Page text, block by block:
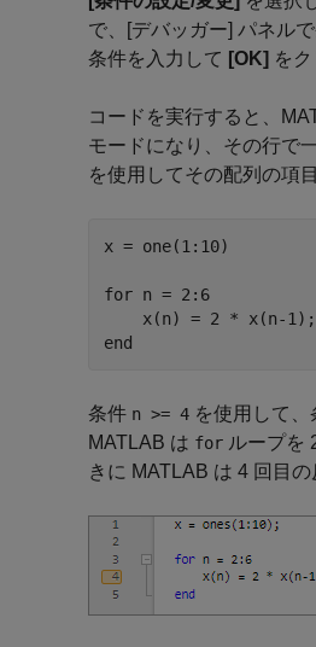
で、[デバッガー] パネル
条件を入力して [OK] を
コードを実行すると、
モードになり、その行で
を使用してその配列の項
x = one(1:10)
for n = 2:6
end
条件 n >= 4 を使用して
MATLAB は for ループを
きに MATLAB は 4 回目